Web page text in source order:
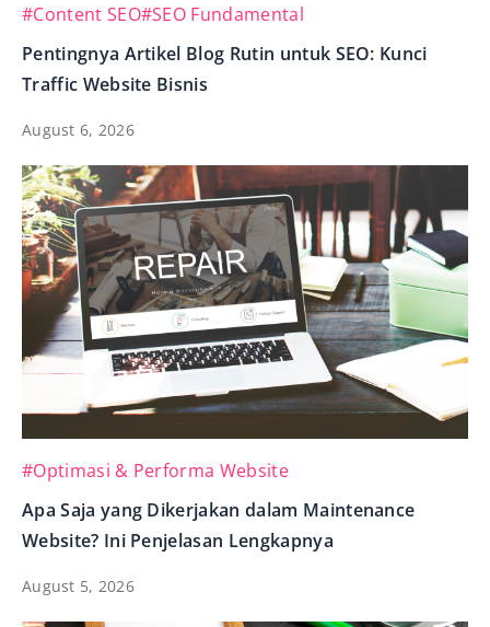
#Content SEO#SEO Fundamental
Pentingnya Artikel Blog Rutin untuk SEO: Kunci
Traffic Website Bisnis
August 6, 2026
#Optimasi & Performa Website
Apa Saja yang Dikerjakan dalam Maintenance
Website? Ini Penjelasan Lengkapnya
August 5, 2026